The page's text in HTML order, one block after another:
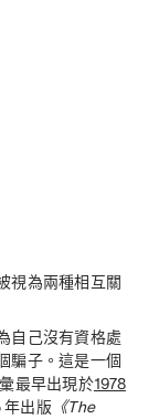
視為兩種相互關
自己沒有資格處
騙子。這是一個
最早出現於1978
年出版 《The